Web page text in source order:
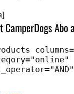
CamperDogs Abo